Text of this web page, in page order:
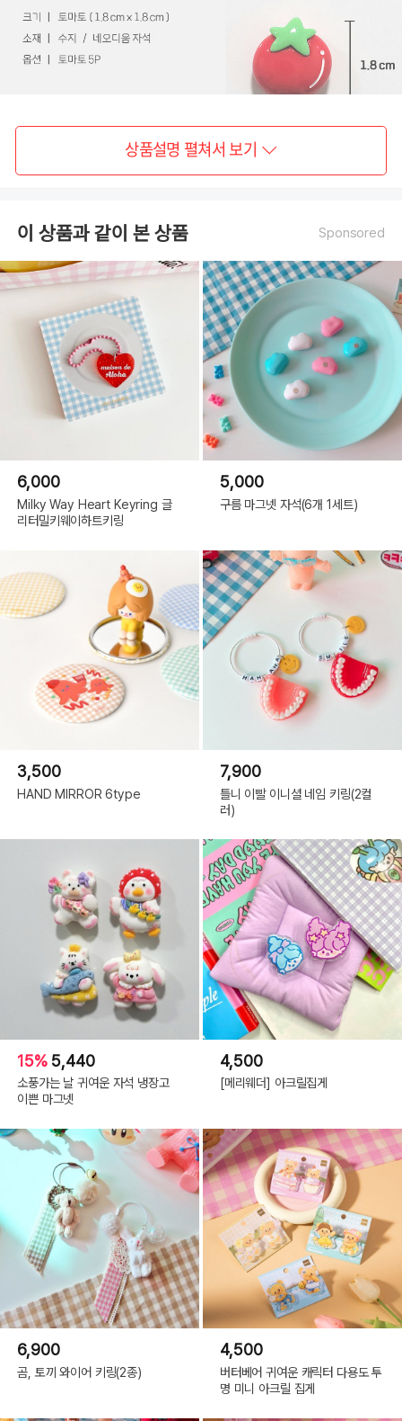
상품설명 펼쳐서 보기
이 상품과 같이 본 상품 Sponsored
6,000
Milky Way Heart Keyring 글
리터밀키웨이하트키링
5,000
구름 마그넷 자석(6개 1세트)
3,500
HAND MIRROR 6type
7,900
틀니 이빨 이니셜 네임 키링(2컬
러)
15% 5,440
소풍가는 날 귀여운 자석 냉장고
이쁜 마그넷
4,500
[메리웨더] 아크릴집게
6,900
곰, 토끼 와이어 키링(2종)
4,500
버터베어 귀여운 캐릭터 다용도 투
명 미니 아크릴 집게